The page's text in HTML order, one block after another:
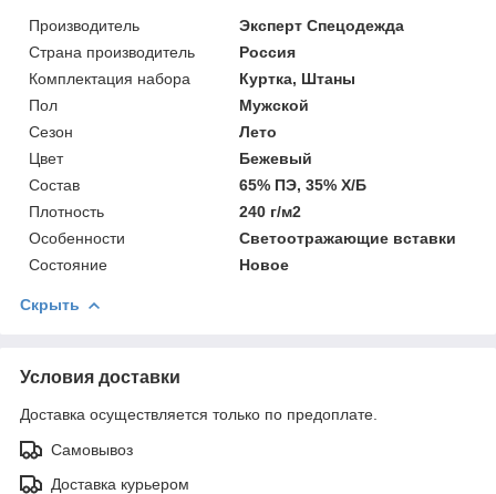
Производитель
Эксперт Спецодежда
Страна производитель
Россия
Комплектация набора
Куртка, Штаны
Пол
Мужской
Сезон
Лето
Цвет
Бежевый
Состав
65% ПЭ, 35% Х/Б
Плотность
240 г/м2
Особенности
Светоотражающие вставки
Состояние
Новое
Скрыть
Условия доставки
Доставка осуществляется только по предоплате.
Самовывоз
Доставка курьером